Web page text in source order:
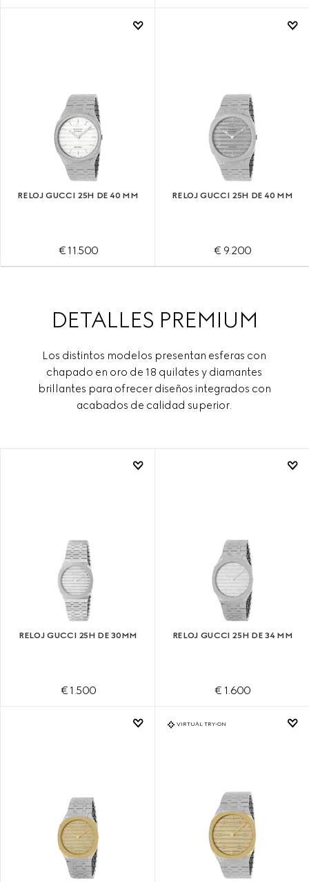
RELOJ GUCCI 25H DE 40 MM
€ 11.500
RELOJ GUCCI 25H DE 40 MM
€ 9.200
DETALLES PREMIUM
Los distintos modelos presentan esferas con
chapado en oro de 18 quilates y diamantes
brillantes para ofrecer diseños integrados con
acabados de calidad superior.
RELOJ GUCCI 25H DE 30MM
€ 1.500
RELOJ GUCCI 25H DE 34 MM
€ 1.600
VIRTUAL TRY-ON